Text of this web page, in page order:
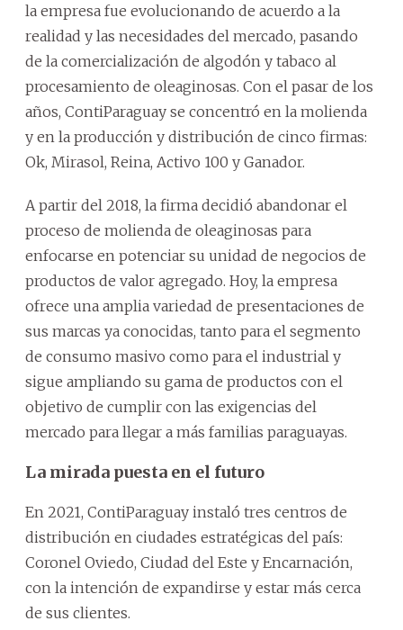
la empresa fue evolucionando de acuerdo a la
realidad y las necesidades del mercado, pasando
de la comercialización de algodón y tabaco al
procesamiento de oleaginosas. Con el pasar de los
años, ContiParaguay se concentró en la molienda
y en la producción y distribución de cinco firmas:
Ok, Mirasol, Reina, Activo 100 y Ganador.
A partir del 2018, la firma decidió abandonar el
proceso de molienda de oleaginosas para
enfocarse en potenciar su unidad de negocios de
productos de valor agregado. Hoy, la empresa
ofrece una amplia variedad de presentaciones de
sus marcas ya conocidas, tanto para el segmento
de consumo masivo como para el industrial y
sigue ampliando su gama de productos con el
objetivo de cumplir con las exigencias del
mercado para llegar a más familias paraguayas.
La mirada puesta en el futuro
En 2021, ContiParaguay instaló tres centros de
distribución en ciudades estratégicas del país:
Coronel Oviedo, Ciudad del Este y Encarnación,
con la intención de expandirse y estar más cerca
de sus clientes.